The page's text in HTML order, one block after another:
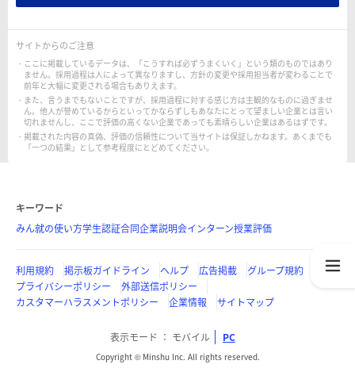
サイトからのご注意
ここに掲載しているデータは、「こうすれば必ずうまくいく」という類のものではあり
ません。採用過程は人によって異なりますし、方針の変更や採用担当者が変わることで
前年と大幅に変更される場合もありえます。
また、言うまでもないことですが、採用過程に対する感じ方は主観的なものに過ぎませ
ん。他人が誉めているからといってかならずしもあなたにとって望ましい企業とは言い
切れませんし、ここで評価の高くない企業であっても素晴らしい企業はあるはずです。
掲載された内容の真偽、評価の信頼性について当サイトは保証しかねます。あくまでも
「一つの結果」として参考程度にとどめてください。
キーワード
みん就の使い方学生認証合同企業説明会インターン授業評価
利用規約 掲示板ガイドライン ヘルプ 広告掲載
グループ規約
プライバシーポリシー
外部送信ポリシー
カスタマーハラスメントポリシー
企業情報 サイトマップ
表示モード モバイル PC
Copyright © Minshu Inc. All rights reserved.